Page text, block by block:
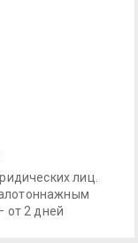
лиц.
от 2 дней